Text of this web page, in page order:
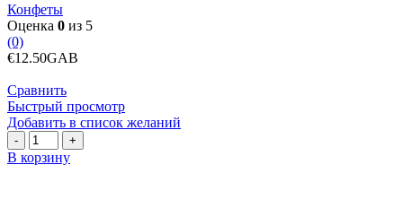
Конфеты
Оценка 0 из 5
(0)
€12.50GAB
Сравнить
Быстрый просмотр
Добавить в список желаний
Количество
товара
Арахис
В корзину